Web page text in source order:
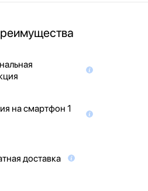
на смартфон 1
доставка